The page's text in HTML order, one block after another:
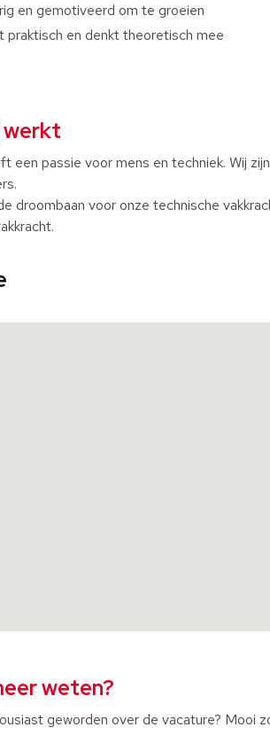
en gemotiveerd om te groeien
praktisch en denkt theoretisch mee
werkt
een passie voor mens en techniek. Wij
droombaan voor onze technische
weten?
geworden over de vacature? Mooi